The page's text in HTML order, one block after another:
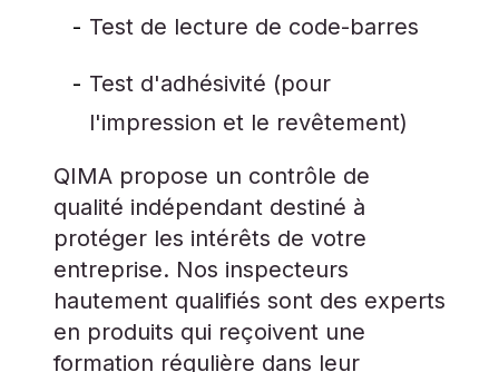
Test de lecture de code-barres
Test d'adhésivité (pour
l'impression et le revêtement)
QIMA propose un contrôle de
qualité indépendant destiné à
protéger les intérêts de votre
entreprise. Nos inspecteurs
hautement qualifiés sont des experts
en produits qui reçoivent une
formation régulière dans leur